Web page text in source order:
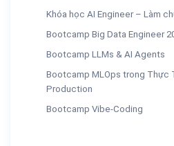
Khóa học AI Engineer – Làm
Bootcamp Big Data Engineer
Bootcamp LLMs & AI Agents
Bootcamp MLOps trong Thực
Production
Bootcamp Vibe-Coding